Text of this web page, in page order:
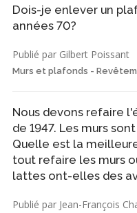
Dois-je enlever un
années 70?
Publié par Gilbert Poissant
Murs et plafonds -
Nous devons refaire
de 1947. Les murs
Quelle est la
tout refaire les murs
lattes ont-elles des
Publié par Jean-François